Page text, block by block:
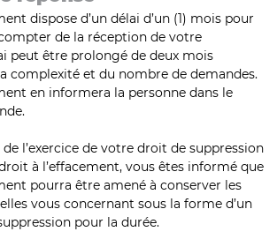
dispose d’un délai d’un (1) mois pour
de la réception de votre
peut être prolongé de deux mois
complexité et du nombre de demandes.
en informera la personne dans le
de l’exercice de votre droit de suppression
à l’effacement, vous êtes informé que
pourra être amené à conserver les
vous concernant sous la forme d’un
pour la durée.